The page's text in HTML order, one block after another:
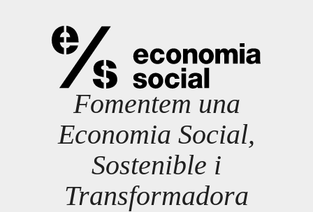
Fomentem una
Economia Social,
Sostenible i
Transformadora